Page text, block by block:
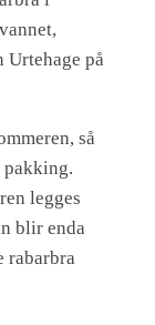
Urtehage på
så
pakking.
legges
blir enda
rabarbra